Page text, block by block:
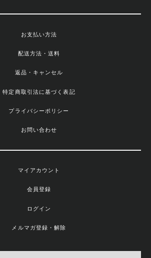
お支払い方法
配送方法・送料
返品・キャンセル
特定商取引法に基づく表記
プライバシーポリシー
お問い合わせ
マイアカウント
会員登録
ログイン
メルマガ登録・解除